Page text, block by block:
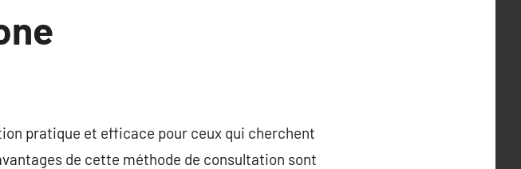
pratique et efficace pour ceux qui cherchent
de cette méthode de consultation sont